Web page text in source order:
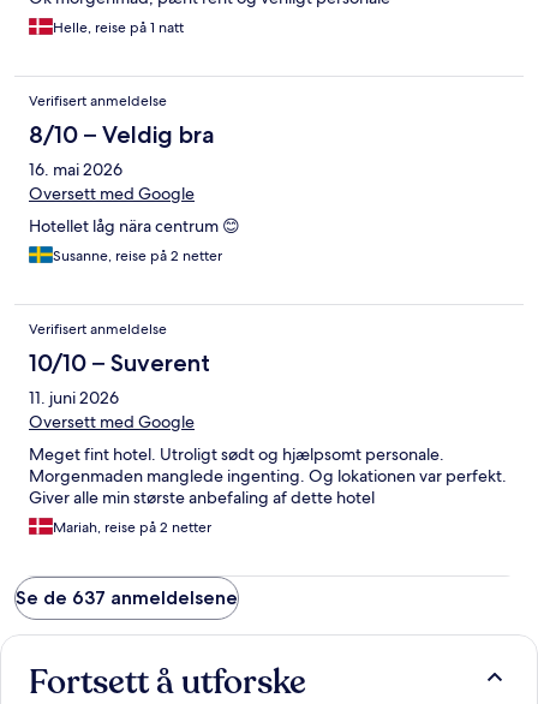
Helle, reise på 1 natt
Verifisert anmeldelse
8/10 – Veldig bra
16. mai 2026
Oversett med Google
Hotellet låg nära centrum 😊
Susanne, reise på 2 netter
Verifisert anmeldelse
10/10 – Suverent
11. juni 2026
Oversett med Google
Meget fint hotel. Utroligt sødt og hjælpsomt personale.
Morgenmaden manglede ingenting. Og lokationen var perfekt.
Giver alle min største anbefaling af dette hotel
Mariah, reise på 2 netter
Se de 637 anmeldelsene
Fortsett å utforske